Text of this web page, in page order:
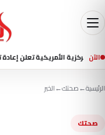
الآنتعلن إعادة توجيه 49 سفينة وتفتيش 4 في إطار حصار إيران
الرئيسية←صحتك←الخبر
صحتك